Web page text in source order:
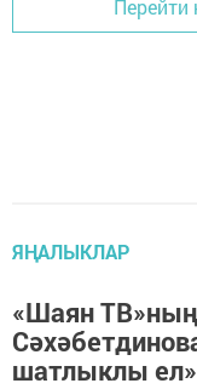
Перейти
ЯҢАЛЫКЛАР
«Шаян
шатлыклы ел»